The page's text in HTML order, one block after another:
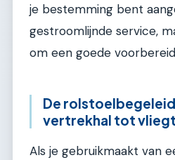
je bestemming bent
gestroomlijnde service,
om een goede
De
vertrekhal tot
Als je gebruikmaakt van